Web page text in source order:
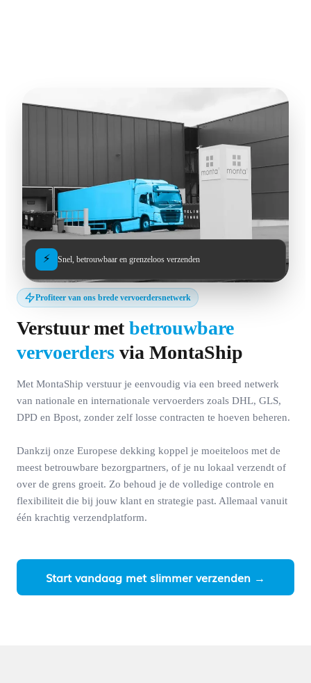
⚡ Snel, betrouwbaar en grenzeloos verzenden
Profiteer van ons brede vervoerdersnetwerk
Verstuur metbetrouwbare
vervoerders via MontaShip
Met MontaShip verstuur je eenvoudig via een breed netwerk
van nationale en internationale vervoerders zoals DHL, GLS,
DPD en Bpost, zonder zelf losse contracten te hoeven beheren.
Dankzij onze Europese dekking koppel je moeiteloos met de
meest betrouwbare bezorgpartners, of je nu lokaal verzendt of
over de grens groeit. Zo behoud je de volledige controle en
flexibiliteit die bij jouw klant en strategie past. Allemaal vanuit
één krachtig verzendplatform.
Start vandaag met slimmer verzenden →